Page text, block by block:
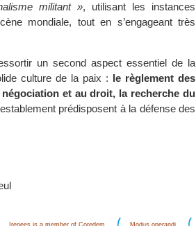
militant », utilisant les instances
mondiale, tout en s’engageant très
un second aspect essentiel de la
culture de la paix : le règlement des
et au droit, la recherche du
prédisposent à la défense des
Irenees is a member of Coredem Modus operandi